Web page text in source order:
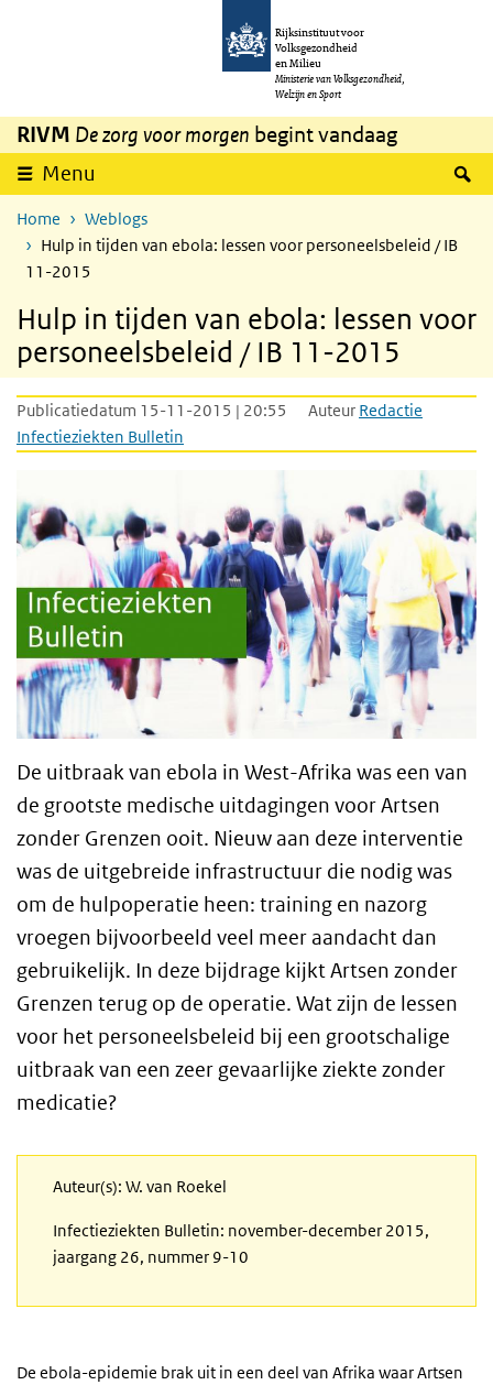
Overslaan en naar de inhoud gaan
Rijksinstituut voor
Volksgezondheid
en Milieu
Ministerie van Volksgezondheid,
Welzijn en Sport
RIVM De zorg voor morgen begint vandaag
Menu
Home
Weblogs
Hulp in tijden van ebola: lessen voor personeelsbeleid / IB
11-2015
Hulp in tijden van ebola: lessen voor
personeelsbeleid / IB 11-2015
Publicatiedatum 15-11-2015 | 20:55 Auteur Redactie
Infectieziekten Bulletin
De uitbraak van ebola in West-Afrika was een van
de grootste medische uitdagingen voor Artsen
zonder Grenzen ooit. Nieuw aan deze interventie
was de uitgebreide infrastructuur die nodig was
om de hulpoperatie heen: training en nazorg
vroegen bijvoorbeeld veel meer aandacht dan
gebruikelijk. In deze bijdrage kijkt Artsen zonder
Grenzen terug op de operatie. Wat zijn de lessen
voor het personeelsbeleid bij een grootschalige
uitbraak van een zeer gevaarlijke ziekte zonder
medicatie?
Auteur(s): W. van Roekel
Infectieziekten Bulletin: november-december 2015,
jaargang 26, nummer 9-10
De ebola-epidemie brak uit in een deel van Afrika waar Artsen